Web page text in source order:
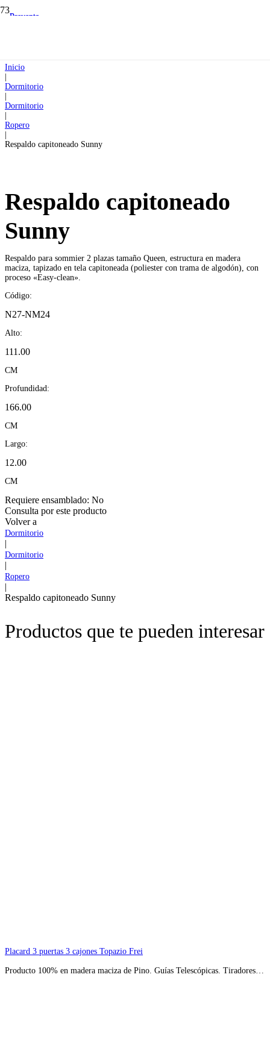
Inicio
Dormitorio
Dormitorio
Ropero
Respaldo capitoneado Sunny
Respaldo capitoneado
Sunny
Respaldo para sommier 2 plazas tamaño Queen, estructura en madera
maciza, tapizado en tela capitoneada (poliester con trama de algodón), con
proceso «Easy-clean».
Código:
N27-NM24
Alto:
111.00
CM
Profundidad:
166.00
CM
Largo:
12.00
CM
Requiere ensamblado: No
Consulta por este producto
Volver a
Dormitorio
|
Dormitorio
|
Ropero
|
Respaldo capitoneado Sunny
Productos que te pueden interesar
Preventa
Placard 3 puertas 3 cajones Topazio Frei
Producto 100% en madera maciza de Pino. Guías Telescópicas. Tiradores…
Preventa